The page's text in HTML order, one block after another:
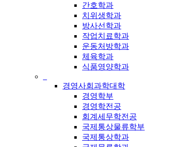
간호학과
치위생학과
방사선학과
작업치료학과
운동처방학과
체육학과
식품영양학과
경영사회과학대학
경영학부
경영학전공
회계세무학전공
국제통상물류학부
국제통상학과